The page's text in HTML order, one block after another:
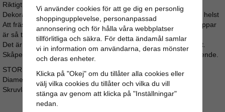
Riktigt fin svart byråknopp i porslin med stilrent blommönster.
Dekorativ till både byrån, köksinredningen eller vilket skåp som helst
Att fräsha upp sin byrå, köksluckor eller garderob med nya knoppar
är så tacksamt.
Det är enkelt, går fort, är billigt och ger oftast ett snyggt resultat.
Skåpet eller byrån får en personlig prägel och ett helt nytt utseende.
STORLEK:
Diameter: 4,5cm
Skruvlängd ca 3,5cm (M4)
Vi använder cookies för att ge dig en personlig
shoppingupplevelse, personanpassad
annonsering och för hålla våra webbplatser
tillförlitliga och säkra. För detta ändamål samlar
vi in information om användarna, deras mönster
och deras enheter.
Klicka på "Okej" om du tillåter alla cookies eller
välj vilka cookies du tillåter och vilka du vill
stänga av genom att klicka på "Inställningar"
nedan.